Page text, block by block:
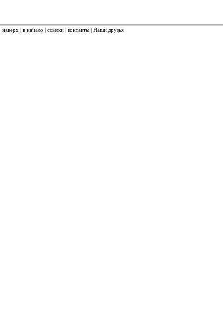
наверх | в начало | ссылки | контакты | Наши друзья